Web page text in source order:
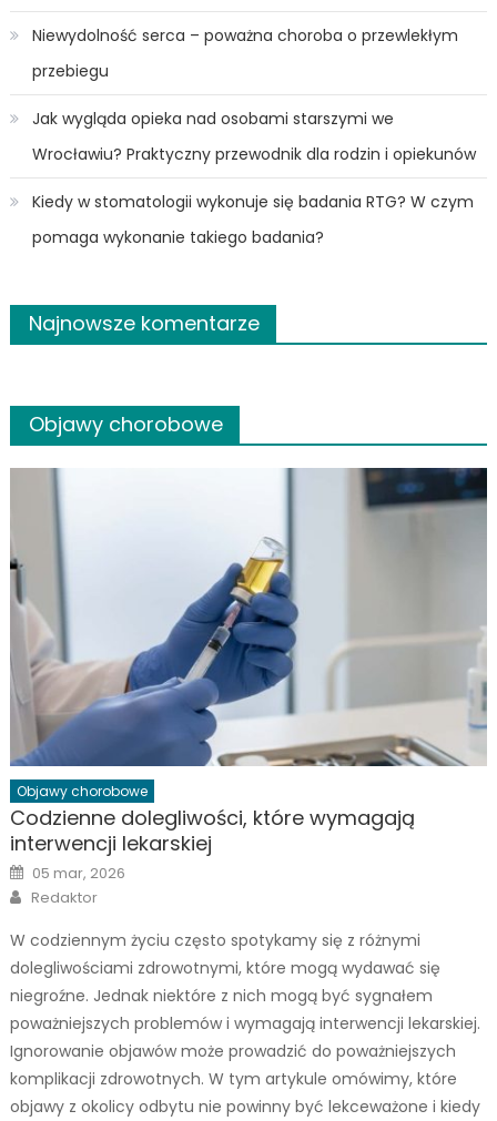
Niewydolność serca – poważna choroba o przewlekłym
przebiegu
Jak wygląda opieka nad osobami starszymi we
Wrocławiu? Praktyczny przewodnik dla rodzin i opiekunów
Kiedy w stomatologii wykonuje się badania RTG? W czym
pomaga wykonanie takiego badania?
Najnowsze komentarze
Objawy chorobowe
Objawy chorobowe
Codzienne dolegliwości, które wymagają
interwencji lekarskiej
Posted
on
05 mar, 2026
Author
Redaktor
W codziennym życiu często spotykamy się z różnymi
dolegliwościami zdrowotnymi, które mogą wydawać się
niegroźne. Jednak niektóre z nich mogą być sygnałem
poważniejszych problemów i wymagają interwencji lekarskiej.
Ignorowanie objawów może prowadzić do poważniejszych
komplikacji zdrowotnych. W tym artykule omówimy, które
objawy z okolicy odbytu nie powinny być lekceważone i kiedy